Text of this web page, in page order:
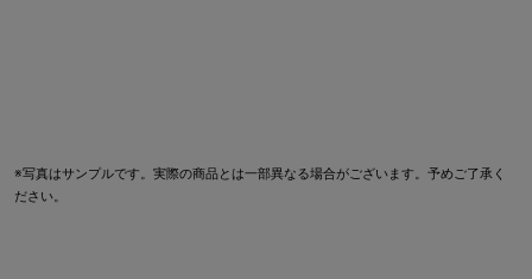
※写真はサンプルです。実際の商品とは一部異なる場合がございます。予めご了承く
ださい。